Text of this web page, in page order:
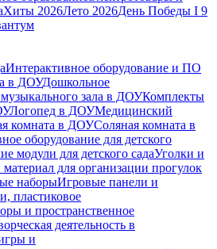
Хиты 2026Лето 2026День Победы I 9
Интерактивное оборудование и ПО
в ДОУДошкольное
зала в ДОУКомплекты
Логопед в ДОУМедицинский
комната в ДОУСоляная комната в
оборудование для детского
модули для детского садаУголки и
для организации прогулок
наборыИгровые панели и
пластиковое
и пространственное
деятельность в
и